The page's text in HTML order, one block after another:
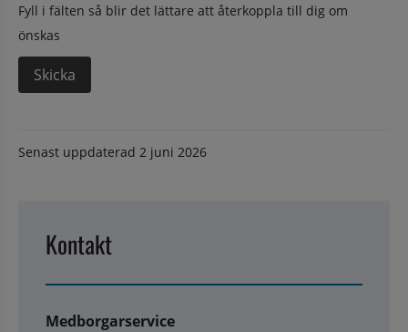
Fyll i fälten så blir det lättare att återkoppla till dig om
önskas
Senast uppdaterad 2 juni 2026
Kontakt
Medborgarservice